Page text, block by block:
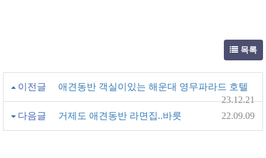
목록
이전글
애견동반 객실이있는 해운대 영무파라드 호텔
23.12.21
다음글
거제도 애견동반 라면집..바릇 22.09.09